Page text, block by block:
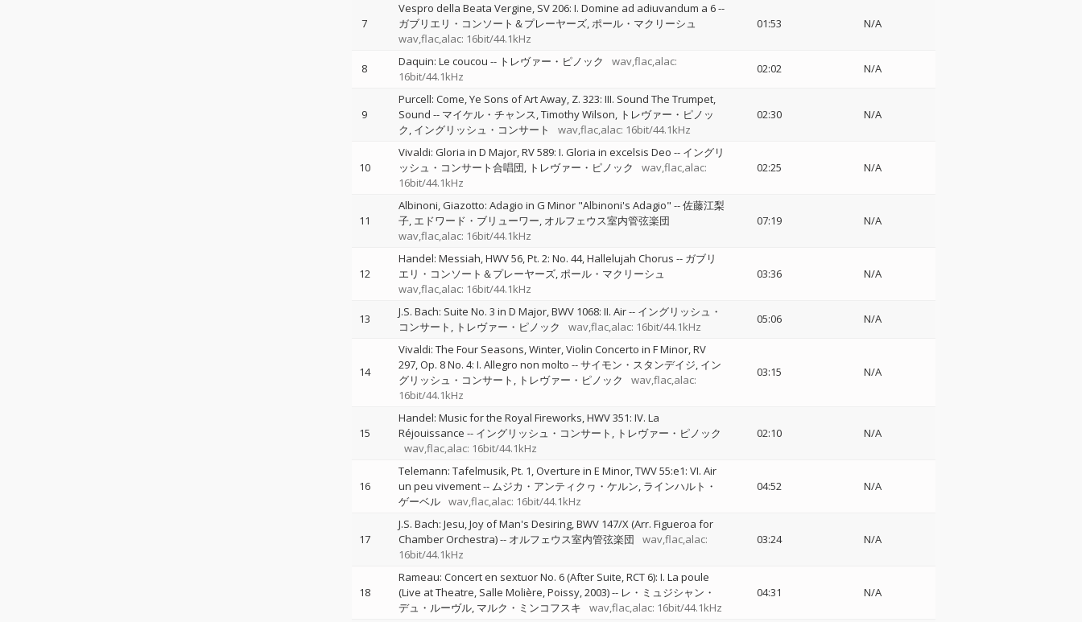
7
Vespro della Beata Vergine, SV 206: I. Domine ad adiuvandum a 6--
ガブリエリ・コンソート＆プレーヤーズ ポール・マクリーシュ
wav,flac,alac: 16bit/44.1kHz
01:53 N/A
8 Daquin: Le coucou -- トレヴァー・ピノック
wav,flac,alac:
16bit/44.1kHz
02:02 N/A
9
Purcell: Come, Ye Sons of Art Away, Z. 323: III. Sound The Trumpet,
Sound -- マイケル・チャンス Timothy Wilson
トレヴァー・ピノッ
ク イングリッシュ・コンサート wav,flac,alac: 16bit/44.1kHz
02:30 N/A
10
Vivaldi: Gloria in D Major, RV 589: I. Gloria in excelsis Deo -- イングリ
ッシュ・コンサート合唱団
トレヴァー・ピノック
wav,flac,alac:
16bit/44.1kHz
02:25 N/A
11
Albinoni, Giazotto: Adagio in G Minor "Albinoni's Adagio" --佐藤江梨
子 エドワード・ブリューワー オルフェウス室内管弦楽団
wav,flac,alac: 16bit/44.1kHz
07:19 N/A
12
Handel: Messiah, HWV 56, Pt. 2: No. 44, Hallelujah Chorus -- ガブリ
エリ・コンソート＆プレーヤーズ ポール・マクリーシュ
wav,flac,alac: 16bit/44.1kHz
03:36 N/A
13 J.S. Bach: Suite No. 3 in D Major, BWV 1068: II. Air-- イングリッシュ・
コンサート
トレヴァー・ピノック wav,flac,alac: 16bit/44.1kHz
05:06 N/A
14
Vivaldi: The Four Seasons, Winter, Violin Concerto in F Minor, RV
297, Op. 8 No. 4: I. Allegro non molto --サイモン・スタンデイジ イン
グリッシュ・コンサート
トレヴァー・ピノック
wav,flac,alac:
16bit/44.1kHz
03:15 N/A
15
Handel: Music for the Royal Fireworks, HWV 351: IV. La
Réjouissance -- イングリッシュ・コンサート
トレヴァー・ピノック
wav,flac,alac: 16bit/44.1kHz
02:10 N/A
16
Telemann: Tafelmusik, Pt. 1, Overture in E Minor, TWV 55:e1: VI. Air
un peu vivement-- ムジカ・アンティクヮ・ケルン ラインハルト・
ゲーベル wav,flac,alac: 16bit/44.1kHz
04:52 N/A
17
J.S. Bach: Jesu, Joy of Man's Desiring, BWV 147/X (Arr. Figueroa for
Chamber Orchestra)-- オルフェウス室内管弦楽団
wav,flac,alac:
16bit/44.1kHz
03:24 N/A
18
Rameau: Concert en sextuor No. 6 (After Suite, RCT 6): I. La poule
(Live at Theatre, Salle Molière, Poissy, 2003)-- レ・ミュジシャン・
デュ・ルーヴル マルク・ミンコフスキ wav,flac,alac: 16bit/44.1kHz
04:31 N/A